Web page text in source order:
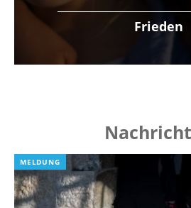
Frieden
MELDUNG